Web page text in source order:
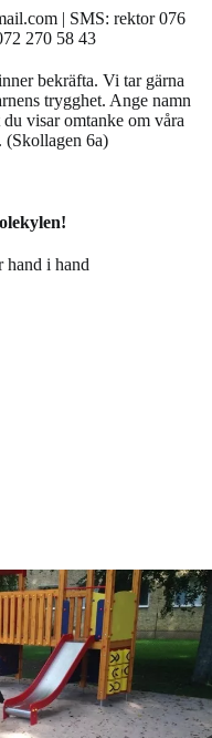
| SMS: rektor 076
270 58 43
bekräfta. Vi tar gärna
trygghet. Ange namn
visar omtanke om våra
(Skollagen 6a)
hand i hand